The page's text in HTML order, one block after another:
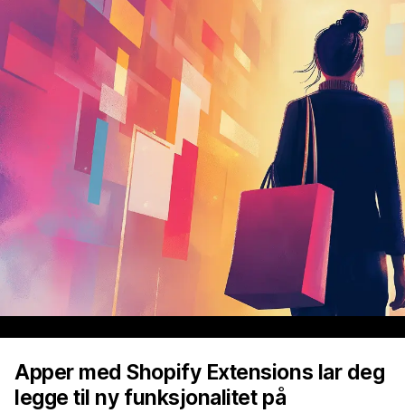
Apper med Shopify Extensions lar deg
legge til ny funksjonalitet på